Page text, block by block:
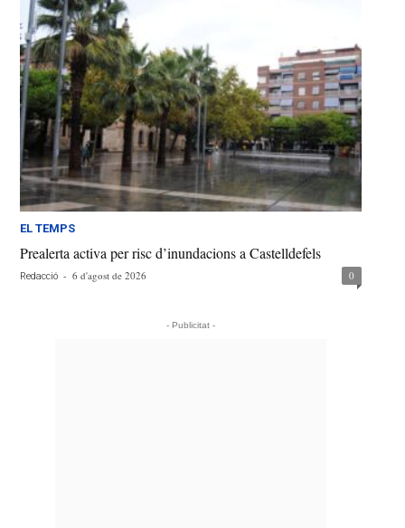
EL TEMPS
Prealerta activa per risc d’inundacions a Castelldefels
Redacció - 6 d'agost de 2026 0
- Publicitat -